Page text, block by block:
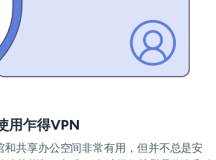
用乍得VPN
和共享办公空间非常有用，但并不总是安